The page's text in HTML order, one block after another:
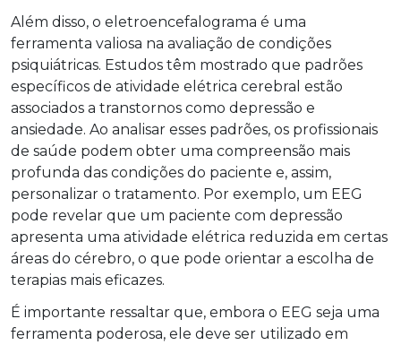
Além disso, o eletroencefalograma é uma
ferramenta valiosa na avaliação de condições
psiquiátricas. Estudos têm mostrado que padrões
específicos de atividade elétrica cerebral estão
associados a transtornos como depressão e
ansiedade. Ao analisar esses padrões, os profissionais
de saúde podem obter uma compreensão mais
profunda das condições do paciente e, assim,
personalizar o tratamento. Por exemplo, um EEG
pode revelar que um paciente com depressão
apresenta uma atividade elétrica reduzida em certas
áreas do cérebro, o que pode orientar a escolha de
terapias mais eficazes.
É importante ressaltar que, embora o EEG seja uma
ferramenta poderosa, ele deve ser utilizado em